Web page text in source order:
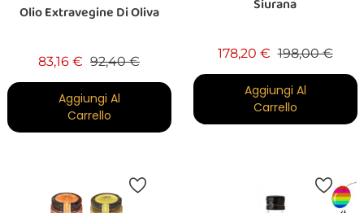
Olio Extravegine Di Oliva
83,16 € Prezzo base
92,40 €Prezzo
Aggiungi Al
Carrello
Siurana
178,20 € Prezzo base
198,00 €
Aggiungi Al
Carrello